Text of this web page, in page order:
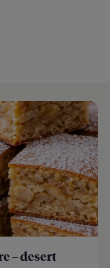
– desert